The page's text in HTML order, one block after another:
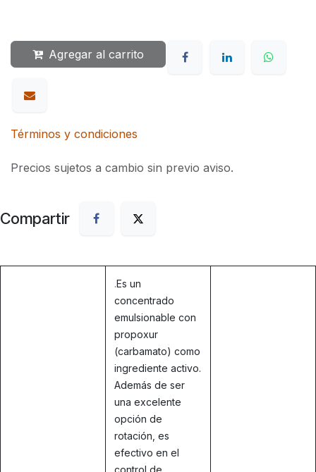
Agregar al carrito
Términos y condiciones
Precios sujetos a cambio sin previo aviso.
Compartir
.Es un
concentrado
emulsionable con
propoxur
(carbamato) como
ingrediente activo.
Además de ser
una excelente
opción de
rotación, es
efectivo en el
control de